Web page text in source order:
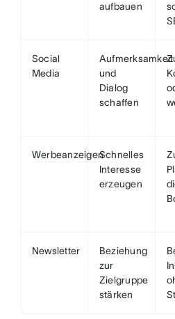
aufbauen
Social
Media
Aufmerksamkeit
und
Dialog
schaffen
WerbeanzeigenSchnelles
Interesse
erzeugen
Newsletter
Beziehung
zur
Zielgruppe
stärken